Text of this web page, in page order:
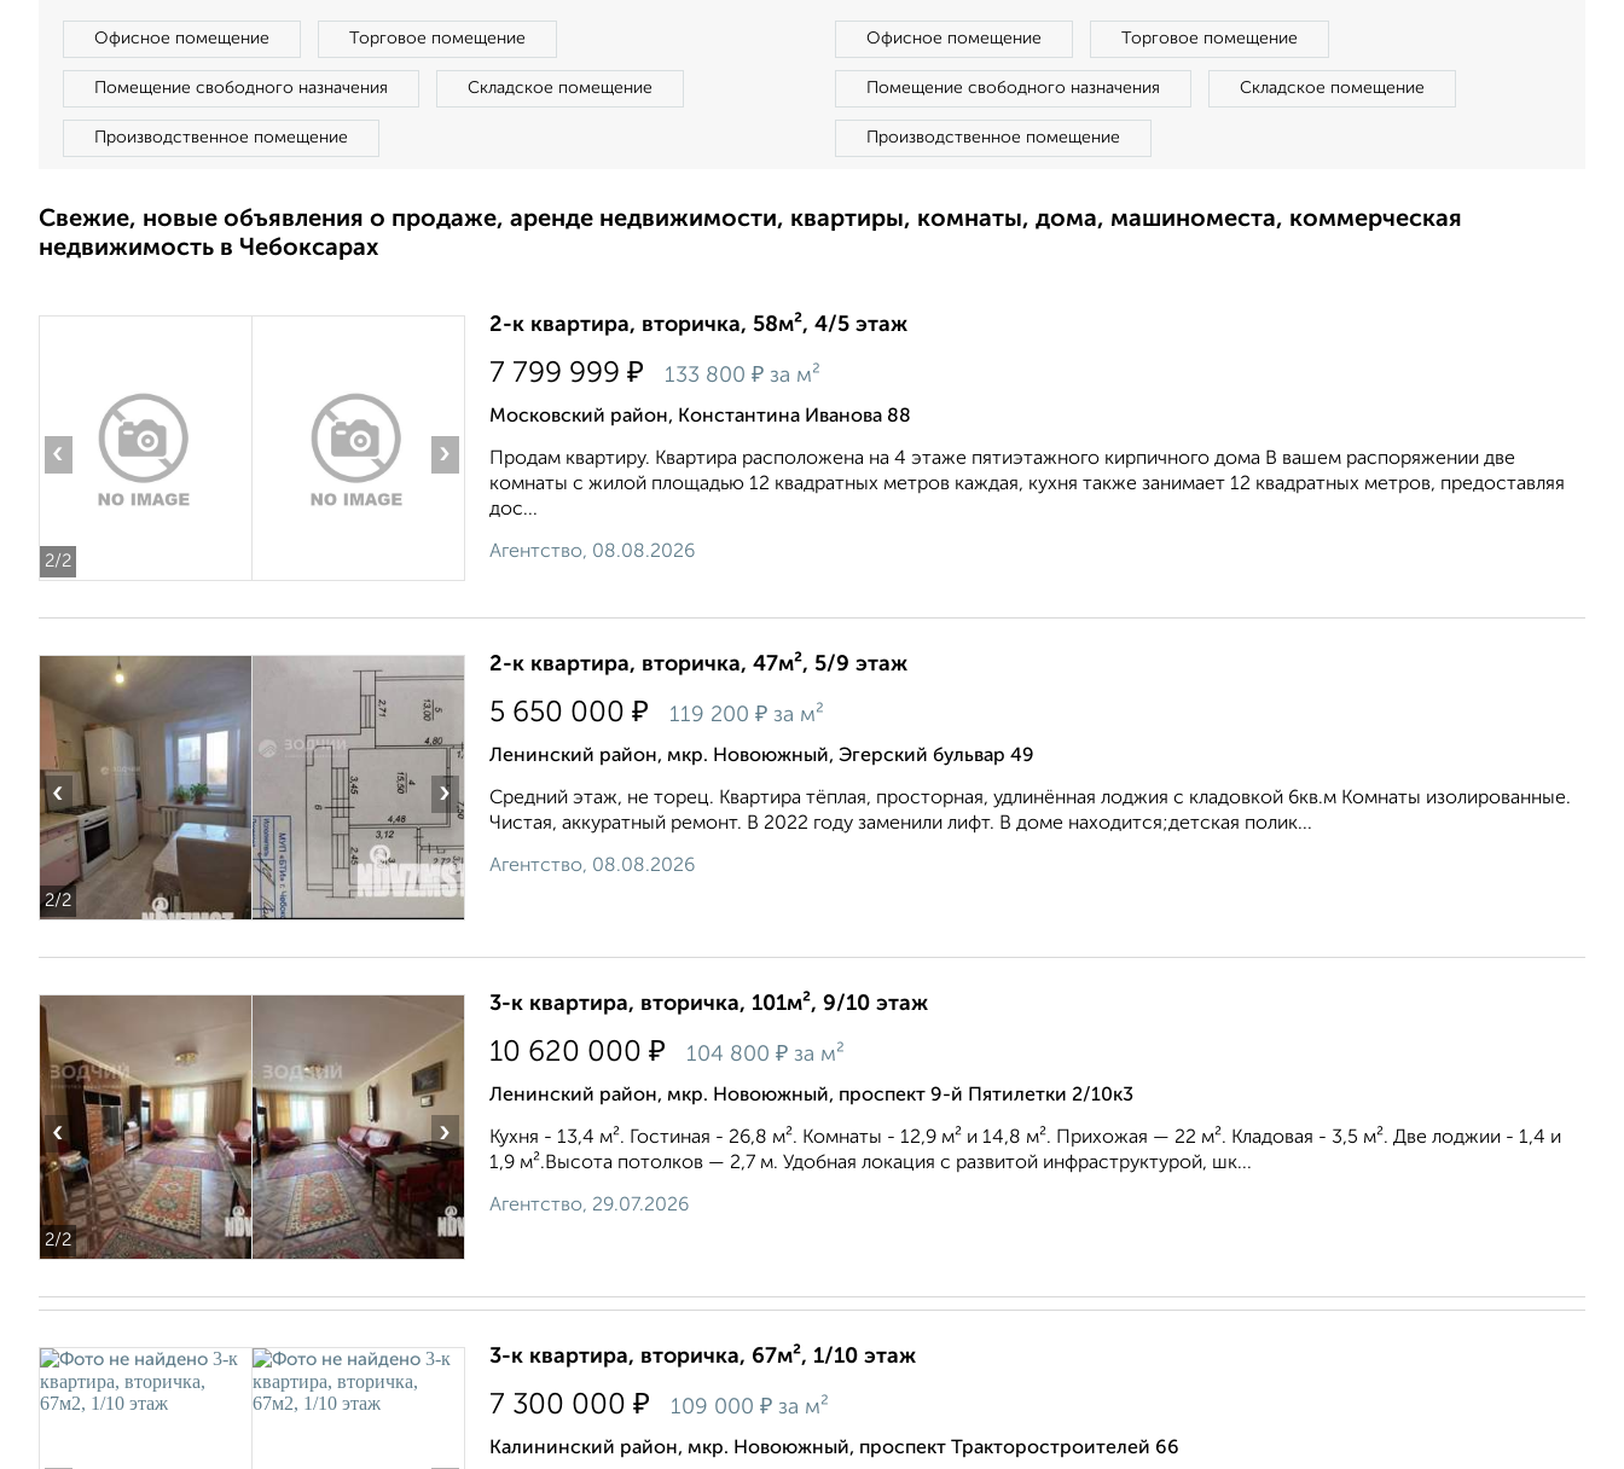
Офисное помещение Торговое помещение
Помещение свободного назначения Складское помещение
Производственное помещение
Офисное помещение Торговое помещение
Помещение свободного назначения Складское помещение
Производственное помещение
Свежие, новые объявления о продаже, аренде недвижимости, квартиры, комнаты, дома, машиноместа, коммерческая
недвижимость в Чебоксарах
2/2
‹ ›
2-к квартира, вторичка, 58м², 4/5 этаж
7 799 999 ₽ 133 800 ₽ за м²
Московский район, Константина Иванова 88
Продам квартиру. Квартира расположена на 4 этаже пятиэтажного кирпичного дома В вашем распоряжении две
комнаты с жилой площадью 12 квадратных метров каждая, кухня также занимает 12 квадратных метров, предоставляя
дос...
Агентство, 08.08.2026
2/2
‹ ›
2-к квартира, вторичка, 47м², 5/9 этаж
5 650 000 ₽ 119 200 ₽ за м²
Ленинский район, мкр. Новоюжный, Эгерский бульвар 49
Средний этаж, не торец. Квартира тёплая, просторная, удлинённая лоджия с кладовкой 6кв.м Комнаты изолированные.
Чистая, аккуратный ремонт. В 2022 году заменили лифт. В доме находится;детская полик...
Агентство, 08.08.2026
2/2
‹ ›
3-к квартира, вторичка, 101м², 9/10 этаж
10 620 000 ₽ 104 800 ₽ за м²
Ленинский район, мкр. Новоюжный, проспект 9-й Пятилетки 2/10к3
Кухня - 13,4 м². Гостиная - 26,8 м². Комнаты - 12,9 м² и 14,8 м². Прихожая — 22 м². Кладовая - 3,5 м². Две лоджии - 1,4 и
1,9 м².Высота потолков — 2,7 м. Удобная локация с развитой инфраструктурой, шк...
Агентство, 29.07.2026
3-к квартира, вторичка, 67м², 1/10 этаж
7 300 000 ₽ 109 000 ₽ за м²
Калининский район, мкр. Новоюжный, проспект Тракторостроителей 66